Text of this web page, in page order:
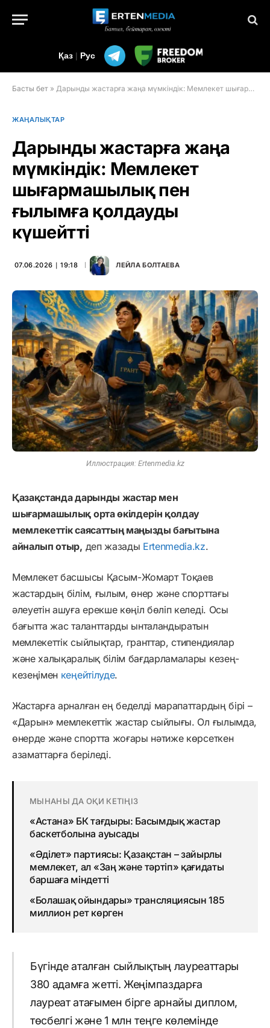
Қаз | Рус
Басты бет » Дарынды жастарға жаңа мүмкіндік: Мемлекет шығармашылық пен ғылымға қолдауды күшейтті
ЖАҢАЛЫҚТАР
Дарынды жастарға жаңа
мүмкіндік: Мемлекет
шығармашылық пен
ғылымға қолдауды
күшейтті
07.06.2026 ∣ 19:18 ЛЕЙЛА БОЛТАЕВА
Иллюстрация: Ertenmedia.kz
Қазақстанда дарынды жастар мен
шығармашылық орта өкілдерін қолдау
мемлекеттік саясаттың маңызды бағытына
айналып отыр, деп жазады Ertenmedia.kz.
Мемлекет басшысы Қасым-Жомарт Тоқаев
жастардың білім, ғылым, өнер және спорттағы
әлеуетін ашуға ерекше көңіл бөліп келеді. Осы
бағытта жас таланттарды ынталандыратын
мемлекеттік сыйлықтар, гранттар, стипендиялар
және халықаралық білім бағдарламалары кезең-
кезеңімен кеңейтілуде.
Жастарға арналған ең беделді марапаттардың бірі –
«Дарын» мемлекеттік жастар сыйлығы. Ол ғылымда,
өнерде және спортта жоғары нәтиже көрсеткен
азаматтарға беріледі.
МЫНАНЫ ДА ОҚИ КЕТІҢІЗ
«Астана» БК тағдыры: Басымдық жастар
баскетболына ауысады
«Әділет» партиясы: Қазақстан – зайырлы
мемлекет, ал «Заң және тәртіп» қағидаты
баршаға міндетті
«Болашақ ойындары» трансляциясын 185
миллион рет көрген
Бүгінде аталған сыйлықтың лауреаттары
380 адамға жетті. Жеңімпаздарға
лауреат атағымен бірге арнайы диплом,
төсбелгі және 1 млн теңге көлемінде